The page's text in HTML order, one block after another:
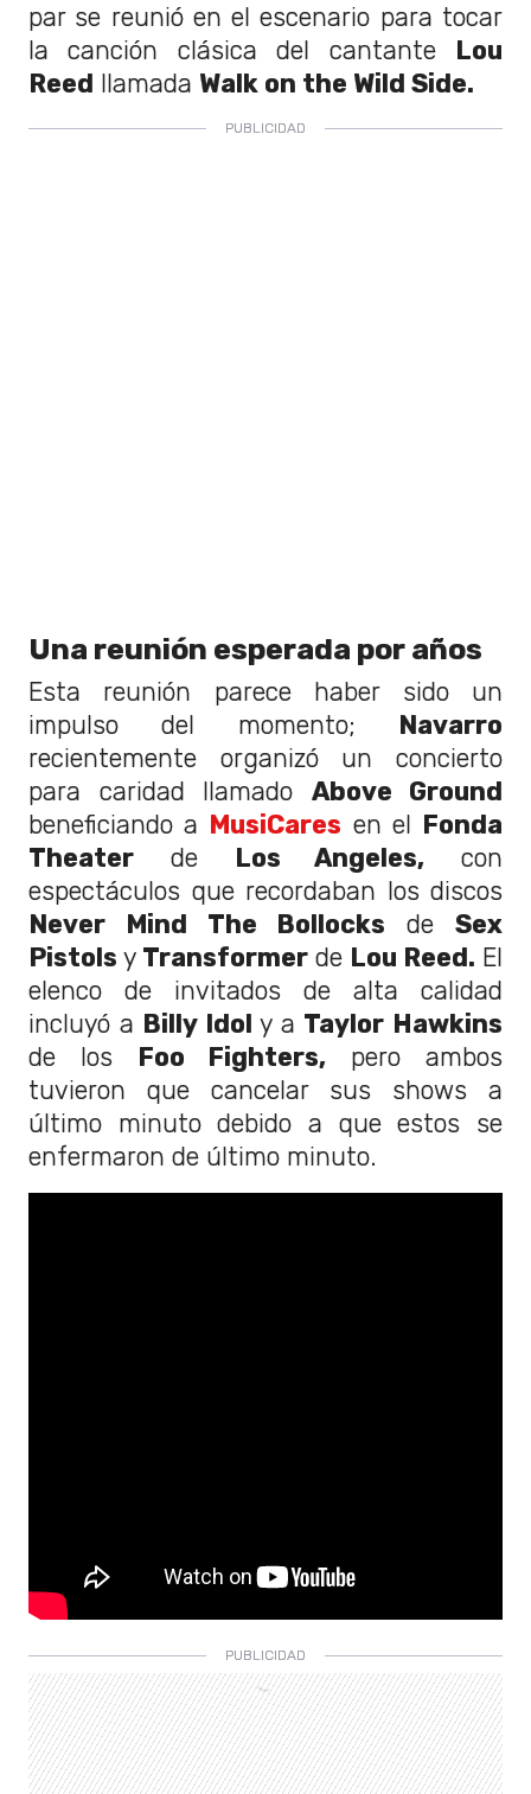
par se reunió en el escenario para tocar
la canción clásica del cantante Lou
Reed llamada Walk on the Wild Side.
Una reunión esperada por años
Esta reunión parece haber sido un
impulso del momento; Navarro
recientemente organizó un concierto
para caridad llamado Above Ground
beneficiando a MusiCares en el Fonda
Theater de Los Angeles, con
espectáculos que recordaban los discos
Never Mind The Bollocks deSex
Pistols y Transformer de Lou Reed. El
elenco de invitados de alta calidad
incluyó a Billy Idol y a Taylor Hawkins
de los Foo Fighters, pero ambos
tuvieron que cancelar sus shows a
último minuto debido a que estos se
enfermaron de último minuto.